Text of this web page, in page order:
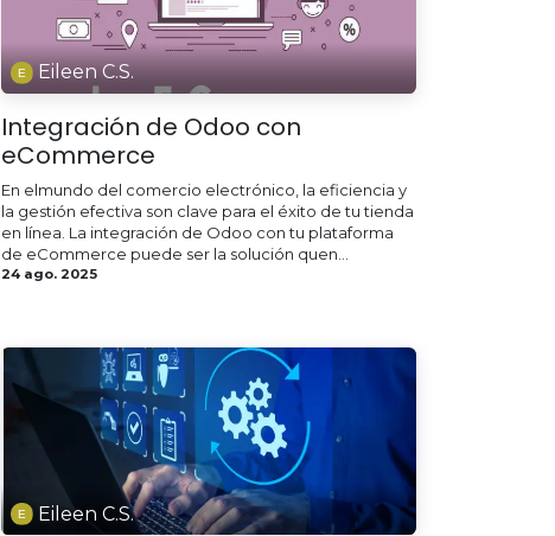
Eileen C.S.
Integración de Odoo con
eCommerce
En elmundo del comercio electrónico, la eficiencia y
la gestión efectiva son clave para el éxito de tu tienda
en línea. La integración de Odoo con tu plataforma
de eCommerce puede ser la solución quen...
24 ago. 2025
Eileen C.S.